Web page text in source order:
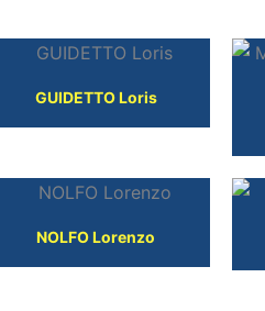
GUIDETTO Loris
NOLFO Lorenzo